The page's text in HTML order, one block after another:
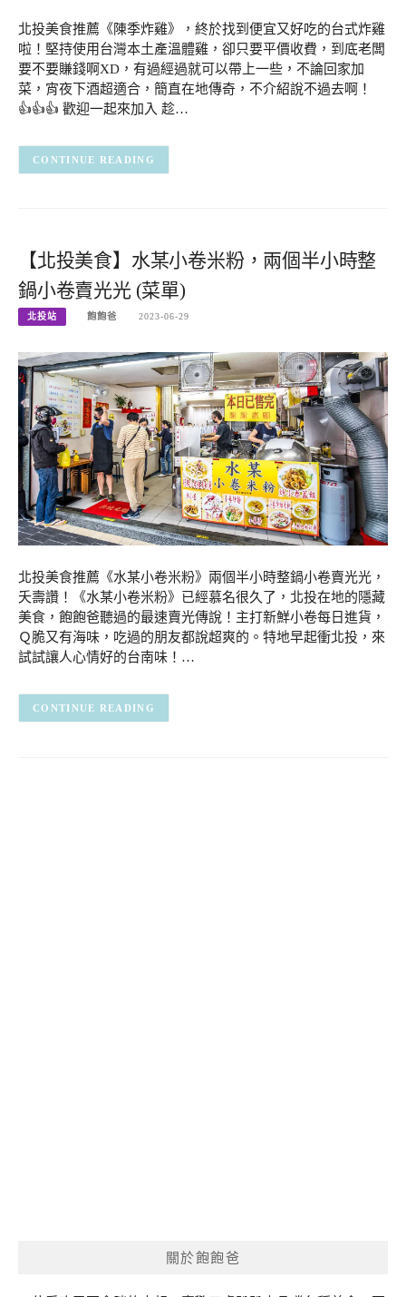
北投美食推薦《陳季炸雞》，終於找到便宜又好吃的台式炸雞
啦！堅持使用台灣本土產溫體雞，卻只要平價收費，到底老闆
要不要賺錢啊XD，有過經過就可以帶上一些，不論回家加
菜，宵夜下酒超適合，簡直在地傳奇，不介紹說不過去啊！
👍👍👍 歡迎一起來加入 趁…
CONTINUE READING
【北投美食】水某小卷米粉，兩個半小時整
鍋小卷賣光光 (菜單)
北投站 飽飽爸 2023-06-29
北投美食推薦《水某小卷米粉》兩個半小時整鍋小卷賣光光，
夭壽讚！《水某小卷米粉》已經慕名很久了，北投在地的隱藏
美食，飽飽爸聽過的最速賣光傳說！主打新鮮小卷每日進貨，
Ｑ脆又有海味，吃過的朋友都說超爽的。特地早起衝北投，來
試試讓人心情好的台南味！…
CONTINUE READING
關於飽飽爸